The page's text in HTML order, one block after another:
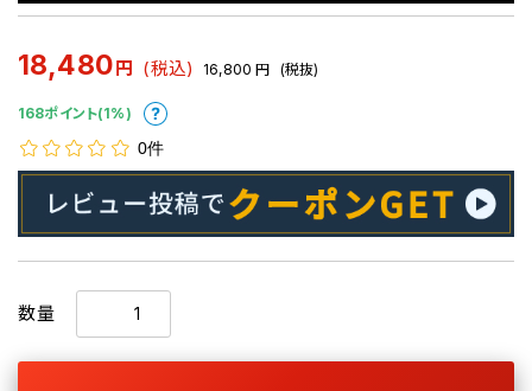
18,480 円 (税込) 16,800 円 (税抜)
168ポイント(1%)
0件
数量